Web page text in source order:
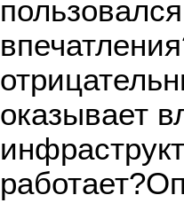
оказывает